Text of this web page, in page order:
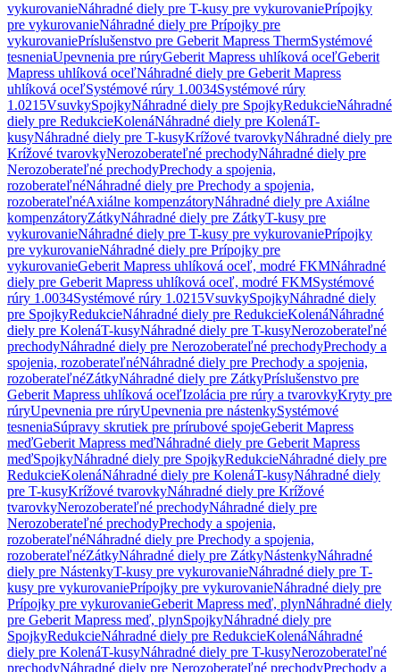
vykurovanieNáhradné diely pre T-kusy pre vykurovaniePrípojky
pre vykurovanieNáhradné diely pre Prípojky pre
vykurovaniePríslušenstvo pre Geberit Mapress ThermSystémové
tesneniaUpevnenia pre rúryGeberit Mapress uhlíková oceľGeberit
Mapress uhlíková oceľNáhradné diely pre Geberit Mapress
uhlíková oceľSystémové rúry 1.0034Systémové rúry
1.0215VsuvkySpojkyNáhradné diely pre SpojkyRedukcieNáhradné
diely pre RedukcieKolenáNáhradné diely pre KolenáT-
kusyNáhradné diely pre T-kusyKrížové tvarovkyNáhradné diely pre
Krížové tvarovkyNerozoberateľné prechodyNáhradné diely pre
Nerozoberateľné prechodyPrechody a spojenia,
rozoberateľnéNáhradné diely pre Prechody a spojenia,
rozoberateľnéAxiálne kompenzátoryNáhradné diely pre Axiálne
kompenzátoryZátkyNáhradné diely pre ZátkyT-kusy pre
vykurovanieNáhradné diely pre T-kusy pre vykurovaniePrípojky
pre vykurovanieNáhradné diely pre Prípojky pre
vykurovanieGeberit Mapress uhlíková oceľ, modré FKMNáhradné
diely pre Geberit Mapress uhlíková oceľ, modré FKMSystémové
rúry 1.0034Systémové rúry 1.0215VsuvkySpojkyNáhradné diely
pre SpojkyRedukcieNáhradné diely pre RedukcieKolenáNáhradné
diely pre KolenáT-kusyNáhradné diely pre T-kusyNerozoberateľné
prechodyNáhradné diely pre Nerozoberateľné prechodyPrechody a
spojenia, rozoberateľnéNáhradné diely pre Prechody a spojenia,
rozoberateľnéZátkyNáhradné diely pre ZátkyPríslušenstvo pre
Geberit Mapress uhlíková oceľIzolácia pre rúry a tvarovkyKryty pre
rúryUpevnenia pre rúryUpevnenia pre nástenkySystémové
tesneniaSúpravy skrutiek pre prírubové spojeGeberit Mapress
meďGeberit Mapress meďNáhradné diely pre Geberit Mapress
meďSpojkyNáhradné diely pre SpojkyRedukcieNáhradné diely pre
RedukcieKolenáNáhradné diely pre KolenáT-kusyNáhradné diely
pre T-kusyKrížové tvarovkyNáhradné diely pre Krížové
tvarovkyNerozoberateľné prechodyNáhradné diely pre
Nerozoberateľné prechodyPrechody a spojenia,
rozoberateľnéNáhradné diely pre Prechody a spojenia,
rozoberateľnéZátkyNáhradné diely pre ZátkyNástenkyNáhradné
diely pre NástenkyT-kusy pre vykurovanieNáhradné diely pre T-
kusy pre vykurovaniePrípojky pre vykurovanieNáhradné diely pre
Prípojky pre vykurovanieGeberit Mapress meď, plynNáhradné diely
pre Geberit Mapress meď, plynSpojkyNáhradné diely pre
SpojkyRedukcieNáhradné diely pre RedukcieKolenáNáhradné
diely pre KolenáT-kusyNáhradné diely pre T-kusyNerozoberateľné
prechodyNáhradné diely pre Nerozoberateľné prechodyPrechody a